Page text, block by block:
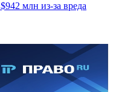
млн из-за вреда